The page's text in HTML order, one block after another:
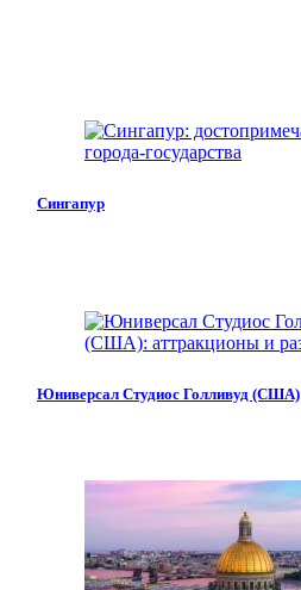
Сингапур
Юниверсал Студиос Голливуд (США)